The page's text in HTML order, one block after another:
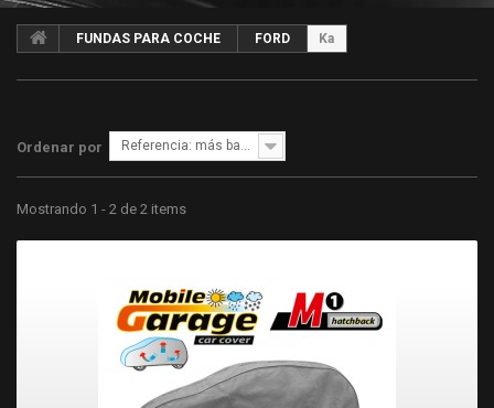
FUNDAS PARA COCHE FORD Ka
Ordenar por Referencia: más bajo primero
Mostrando 1 - 2 de 2 items